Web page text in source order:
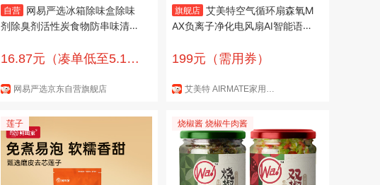
自营
网易严选冰箱除味盒除味
剂除臭剂活性炭食物防串味清新
16.87元（凑单低至5.1
网易严选京东自营旗舰店
旗舰店 艾美特空气循环扇森氧M
AX负离子净化电风扇AI智能语音
静音- A 【紫色中配款】3D广角
199元（需用券）
艾美特 AIRMATE家用电器旗舰店
莲子 烧椒酱 烧椒牛肉酱